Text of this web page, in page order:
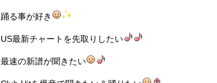
踊る事が好き
US最新チャートを先取りしたい
最速の新譜が聞きたい